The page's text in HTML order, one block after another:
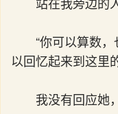
“你可以算数
以回忆起来到这里
我没有回应她